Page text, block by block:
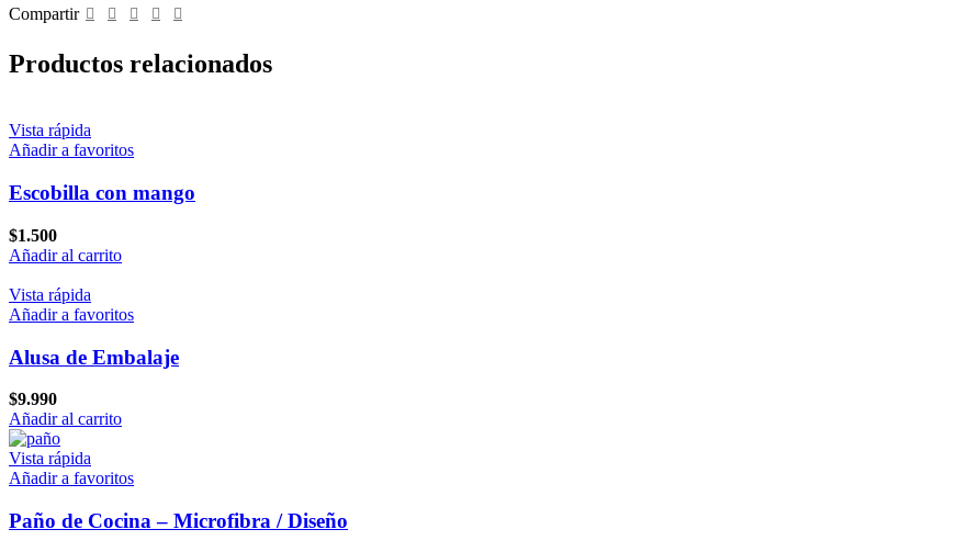
Compartir
Productos relacionados
Vista rápida
Añadir a favoritos
Escobilla con mango
$1.500
Añadir al carrito
Vista rápida
Añadir a favoritos
Alusa de Embalaje
$9.990
Añadir al carrito
Vista rápida
Añadir a favoritos
Paño de Cocina – Microfibra / Diseño